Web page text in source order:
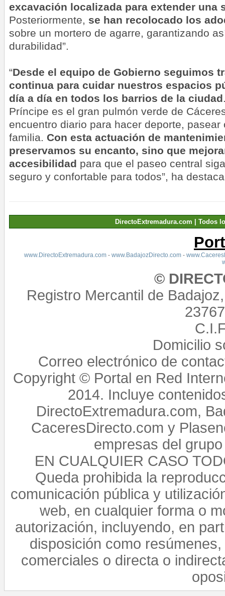
excavación localizada para extender una
Posteriormente, se han recolocado los
sobre un mortero de agarre, garantizando
durabilidad”.
“Desde el equipo de Gobierno seguimos
continua para cuidar nuestros espacios
día a día en todos los barrios de la ciudad
Príncipe es el gran pulmón verde de
encuentro diario para hacer deporte, pasear
familia. Con esta actuación de
preservamos su encanto, sino que
accesibilidad para que el paseo central
seguro y confortable para todos”, ha
DirectoExtremadura.com | Todos
www.DirectoExtremadura.com- www.BadajozDirecto.com-
©
Registro Mercantil de
Domicilio
Correo electrónico de
Copyright © Portal en Red
2014. Incluye
DirectoExtremadura.com,
CaceresDirecto.com y
empresas del
EN CUALQUIER CASO
Queda prohibida la
comunicación pública y
web, en cualquier forma o
autorización, incluyendo, en
disposición como
comerciales o directa o